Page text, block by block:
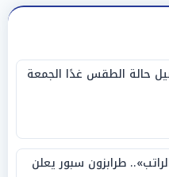
حالة الطقس غدًا الجمعة
طرابزون سبور يعلن